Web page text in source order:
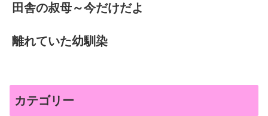
田舎の叔母～今だけだよ
離れていた幼馴染
カテゴリー